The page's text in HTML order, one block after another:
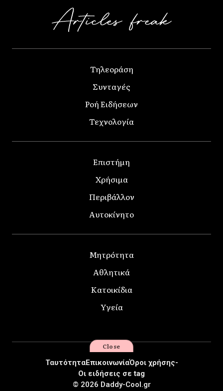
Τηλεοράση
Συνταγές
Ροή Ειδήσεων
Τεχνολογία
Επιστήμη
Χρήσιμα
Περιβάλλον
Αυτοκίνητο
Μητρότητα
Αθλητικά
Κατοικίδια
Υγεία
© 2026 Daddy-Cool.gr
ΤαυτότηταΕπικοινωνίαΌροι χρήσης-
Οι ειδήσεις σε tag
Close